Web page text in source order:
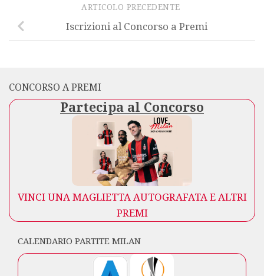
ARTICOLO PRECEDENTE
Iscrizioni al Concorso a Premi
CONCORSO A PREMI
Partecipa al Concorso
VINCI UNA MAGLIETTA AUTOGRAFATA E ALTRI
PREMI
CALENDARIO PARTITE MILAN